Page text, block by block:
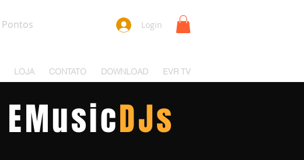
Pontos Login
LOJA CONTATO DOWNLOAD EVR TV
EMusicDJs